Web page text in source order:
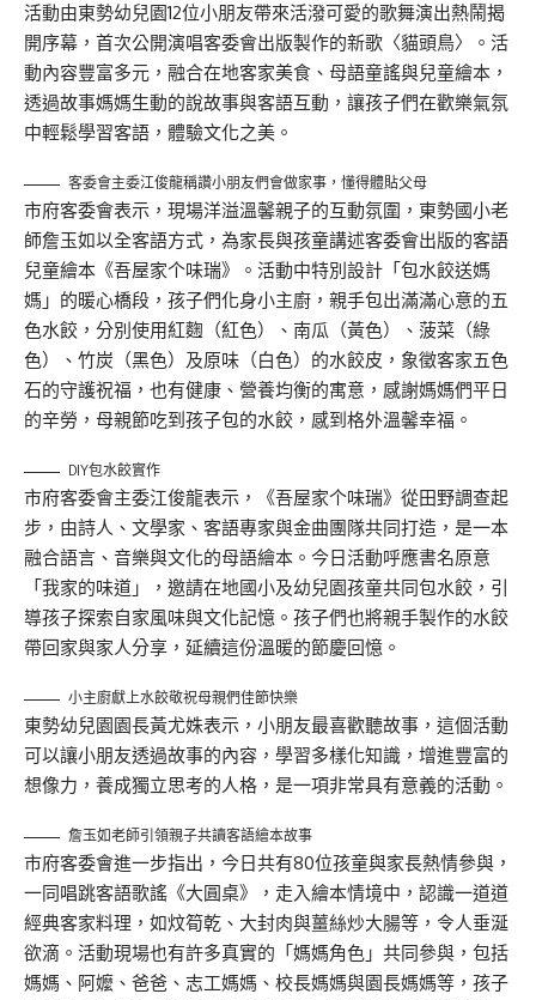
活動由東勢幼兒園12位小朋友帶來活潑可愛的歌舞演出熱鬧揭
開序幕，首次公開演唱客委會出版製作的新歌〈貓頭鳥〉。活
動內容豐富多元，融合在地客家美食、母語童謠與兒童繪本，
透過故事媽媽生動的說故事與客語互動，讓孩子們在歡樂氣氛
中輕鬆學習客語，體驗文化之美。
客委會主委江俊龍稱讚小朋友們會做家事，懂得體貼父母
市府客委會表示，現場洋溢溫馨親子的互動氛圍，東勢國小老
師詹玉如以全客語方式，為家長與孩童講述客委會出版的客語
兒童繪本《吾屋家个味瑞》。活動中特別設計「包水餃送媽
媽」的暖心橋段，孩子們化身小主廚，親手包出滿滿心意的五
色水餃，分別使用紅麴（紅色）、南瓜（黃色）、菠菜（綠
色）、竹炭（黑色）及原味（白色）的水餃皮，象徵客家五色
石的守護祝福，也有健康、營養均衡的寓意，感謝媽媽們平日
的辛勞，母親節吃到孩子包的水餃，感到格外溫馨幸福。
DIY包水餃實作
市府客委會主委江俊龍表示，《吾屋家个味瑞》從田野調查起
步，由詩人、文學家、客語專家與金曲團隊共同打造，是一本
融合語言、音樂與文化的母語繪本。今日活動呼應書名原意
「我家的味道」，邀請在地國小及幼兒園孩童共同包水餃，引
導孩子探索自家風味與文化記憶。孩子們也將親手製作的水餃
帶回家與家人分享，延續這份溫暖的節慶回憶。
小主廚獻上水餃敬祝母親們佳節快樂
東勢幼兒園園長黃尤姝表示，小朋友最喜歡聽故事，這個活動
可以讓小朋友透過故事的內容，學習多樣化知識，增進豐富的
想像力，養成獨立思考的人格，是一項非常具有意義的活動。
詹玉如老師引領親子共讀客語繪本故事
市府客委會進一步指出，今日共有80位孩童與家長熱情參與，
一同唱跳客語歌謠《大圓桌》，走入繪本情境中，認識一道道
經典客家料理，如炆筍乾、大封肉與薑絲炒大腸等，令人垂涎
欲滴。活動現場也有許多真實的「媽媽角色」共同參與，包括
媽媽、阿嬤、爸爸、志工媽媽、校長媽媽與園長媽媽等，孩子